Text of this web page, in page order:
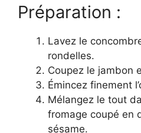
Préparation :
Lavez le
rondelles.
Coupez le jambon
Émincez finement
Mélangez le tout
fromage coupé en
sésame.